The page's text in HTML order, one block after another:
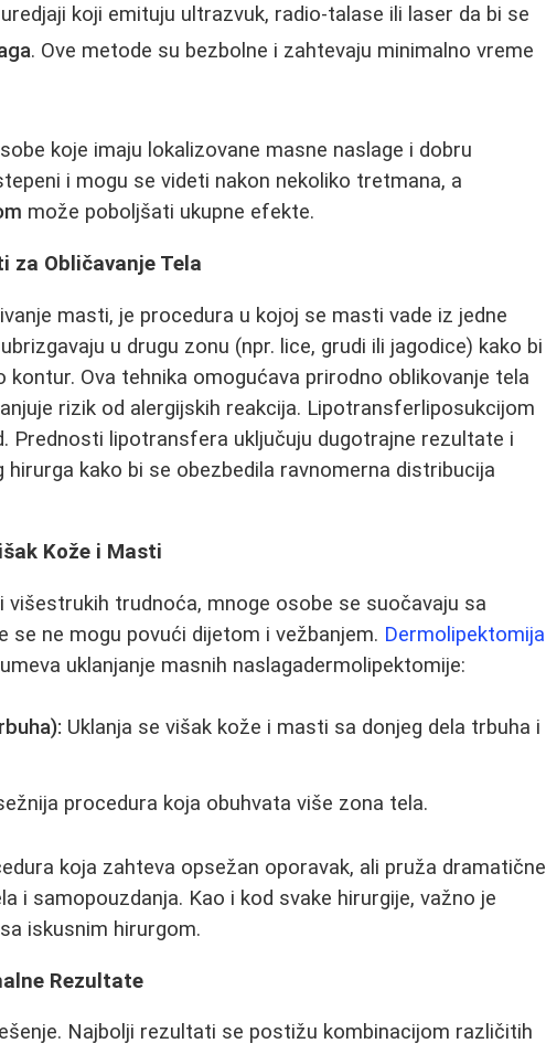
koji emituju ultrazvuk, radio-talase ili laser da bi se
. Ove metode su bezbolne i zahtevaju minimalno vreme
koje imaju lokalizovane masne naslage i dobru
i mogu se videti nakon nekoliko tretmana, a
može poboljšati ukupne efekte.
za Obličavanje Tela
masti, je procedura u kojoj se masti vade iz jedne
u drugu zonu (npr. lice, grudi ili jagodice) kako bi
kontur. Ova tehnika omogućava prirodno oblikovanje tela
rizik od alergijskih reakcija. Lipotransferliposukcijom
Prednosti lipotransfera uključuju dugotrajne rezultate i
kako bi se obezbedila ravnomerna distribucija
Kože i Masti
višestrukih trudnoća, mnoge osobe se suočavaju sa
se ne mogu povući dijetom i vežbanjem. Dermolipektomija
uklanjanje masnih naslagadermolipektomije:
Uklanja se višak kože i masti sa donjeg dela trbuha i
procedura koja obuhvata više zona tela.
koja zahteva opsežan oporavak, ali pruža dramatične
i samopouzdanja. Kao i kod svake hirurgije, važno je
iskusnim hirurgom.
Rezultate
Najbolji rezultati se postižu kombinacijom različitih